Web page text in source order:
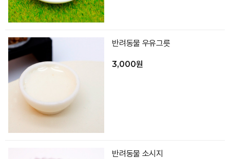
반려동물 우유그릇
3,000원
반려동물 소시지